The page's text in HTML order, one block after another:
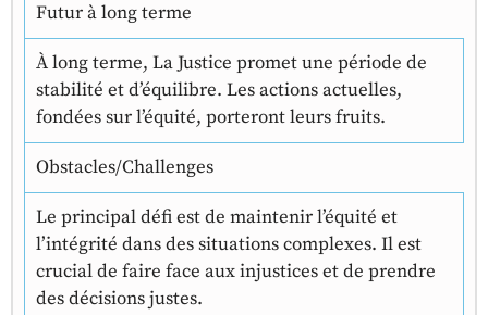
Futur à long terme
À long terme, La Justice promet une période de
stabilité et d’équilibre. Les actions actuelles,
fondées sur l’équité, porteront leurs fruits.
Obstacles/Challenges
Le principal défi est de maintenir l’équité et
l’intégrité dans des situations complexes. Il est
crucial de faire face aux injustices et de prendre
des décisions justes.